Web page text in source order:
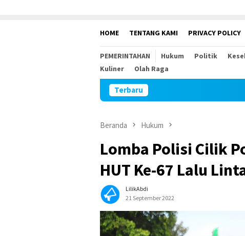
HOME TENTANG KAMI PRIVACY POLICY
PEMERINTAHAN Hukum Politik
Kuliner
Olah Raga
Terbaru Sambut
Beranda Hukum
Lomba Polisi Cilik
HUT Ke-67 Lalu
LilikAbdi
21 September 2022